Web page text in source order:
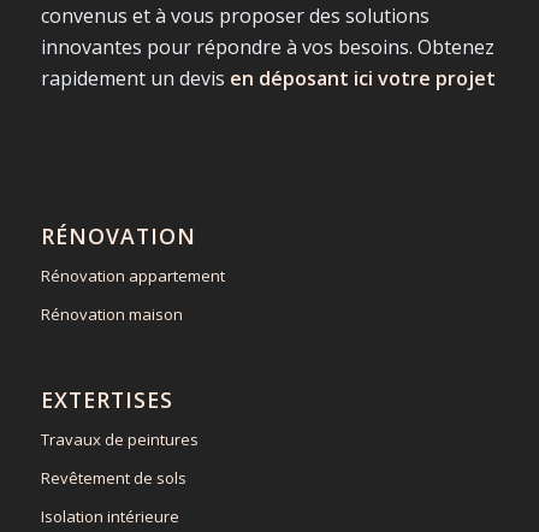
convenus et à vous proposer des solutions
innovantes pour répondre à vos besoins. Obtenez
rapidement un devis en déposant ici votre projet
RÉNOVATION
Rénovation appartement
Rénovation maison
EXTERTISES
Travaux de peintures
Revêtement de sols
Isolation intérieure